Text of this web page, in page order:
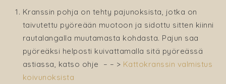
Kranssin pohja on tehty pajunoksista, jotka on
taivutettu pyöreään muotoon ja sidottu sitten kiinni
rautalangalla muutamasta kohdasta. Pajun saa
pyöreäksi helposti kuivattamalla sitä pyöreässä
astiassa, katso ohje – – > Kattokranssin valmistus
koivunoksista